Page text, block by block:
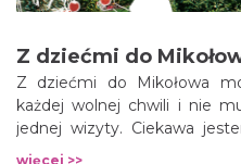
Z dziećmi do
Z dziećmi do Mikołowa
każdej wolnej chwili i nie
jednej wizyty. Ciekawa
kogo dzieci nigdy nie
więcej >>